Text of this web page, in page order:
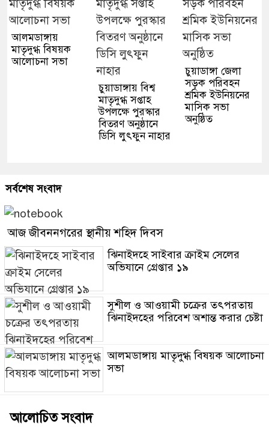
আলমডাঙ্গায়
মাতৃদুগ্ধ বিষয়ক
আলোচনা সভা
চুয়াডাঙ্গায় বিশ্ব
মাতৃদুগ্ধ সপ্তাহ
উপলক্ষে পুরস্কার
বিতরণ অনুষ্ঠানে
ডিসি লুৎফুন নাহার
চুয়াডাঙ্গা জেলা
সড়ক পরিবহন
শ্রমিক ইউনিয়নের
মাসিক সভা
অনুষ্ঠিত
সর্বশেষ সংবাদ
আজ জীবননগরের স্থানীয় শহিদ দিবস
ঝিনাইদহে সাইবার ক্রাইম সেলের
অভিযানে গ্রেপ্তার ১৯
সুশীল ও আওয়ামী চক্রের তৎপরতায়
ঝিনাইদহের পরিবেশ অশান্ত করার চেষ্টা
আলমডাঙ্গায় মাতৃদুগ্ধ বিষয়ক আলোচনা
সভা
আলোচিত সংবাদ